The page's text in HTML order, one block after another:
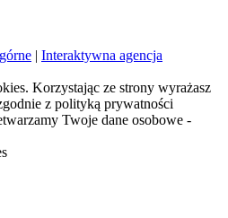
| Interaktywna agencja
Korzystając ze strony wyrażasz
z polityką prywatności
Twoje dane osobowe -